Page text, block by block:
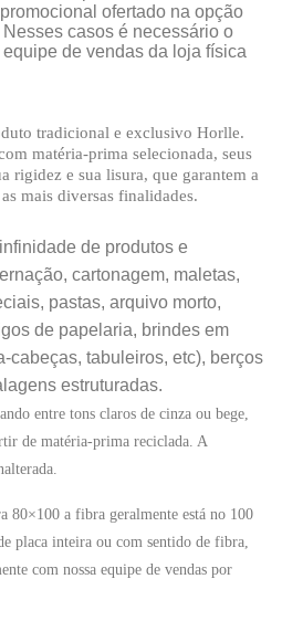
ofertado na opção
Nesses casos é necessário o
de vendas da loja física
tradicional e exclusivo Horlle.
matéria-prima selecionada, seus
rigidez e sua lisura, que garantem a
mais diversas finalidades.
de produtos e
cartonagem, maletas,
pastas, arquivo morto,
de papelaria, brindes em
cabeças, tabuleiros, etc), berços
estruturadas.
entre tons claros de cinza ou bege,
de matéria-prima reciclada. A
80×100 a fibra geralmente está no 100
placa inteira ou com sentido de fibra,
com nossa equipe de vendas por